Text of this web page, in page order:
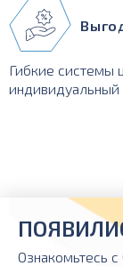
Гибкие системы
Ознакомьтесь